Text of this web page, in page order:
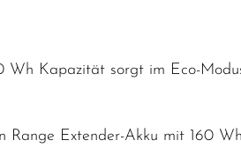
Kapazität sorgt im Eco-
Range Extender-Akku mit 160